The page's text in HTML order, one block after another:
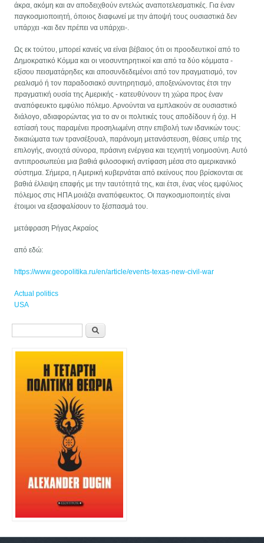
άκρα, ακόμη και αν αποδειχθούν εντελώς αναποτελεσματικές. Για έναν
παγκοσμιοποιητή, όποιος διαφωνεί με την άποψή τους ουσιαστικά δεν
υπάρχει -και δεν πρέπει να υπάρχει-.
Ως εκ τούτου, μπορεί κανείς να είναι βέβαιος ότι οι προοδευτικοί από το
Δημοκρατικό Κόμμα και οι νεοσυντηρητικοί και από τα δύο κόμματα -
εξίσου πεισματάρηδες και αποσυνδεδεμένοι από τον πραγματισμό, τον
ρεαλισμό ή τον παραδοσιακό συντηρητισμό, αποξενώνοντας έτσι την
πραγματική ουσία της Αμερικής - κατευθύνουν τη χώρα προς έναν
αναπόφευκτο εμφύλιο πόλεμο. Αρνούνται να εμπλακούν σε ουσιαστικό
διάλογο, αδιαφορώντας για το αν οι πολιτικές τους αποδίδουν ή όχι. Η
εστίασή τους παραμένει προσηλωμένη στην επιβολή των ιδανικών τους:
δικαιώματα των τρανσέξουαλ, παράνομη μετανάστευση, θέσεις υπέρ της
επιλογής, ανοιχτά σύνορα, πράσινη ενέργεια και τεχνητή νοημοσύνη. Αυτό
αντιπροσωπεύει μια βαθιά φιλοσοφική αντίφαση μέσα στο αμερικανικό
σύστημα. Σήμερα, η Αμερική κυβερνάται από εκείνους που βρίσκονται σε
βαθιά έλλειψη επαφής με την ταυτότητά της, και έτσι, ένας νέος εμφύλιος
πόλεμος στις ΗΠΑ μοιάζει αναπόφευκτος. Οι παγκοσμιοποιητές είναι
έτοιμοι να εξασφαλίσουν το ξέσπασμά του.
μετάφραση Ρήγας Ακραίος
από εδώ:
https://www.geopolitika.ru/en/article/events-texas-new-civil-war
Actual politics
USA
Φόρμα αναζήτησης
Αναζήτηση